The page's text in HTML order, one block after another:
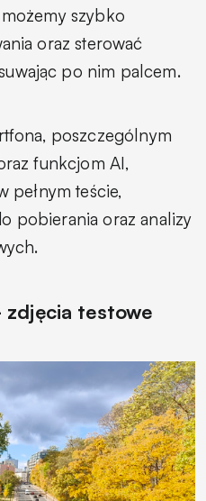
szybko
oraz sterować
po nim palcem.
poszczególnym
funkcjom AI,
pełnym teście,
pobierania oraz analizy
zdjęcia testowe